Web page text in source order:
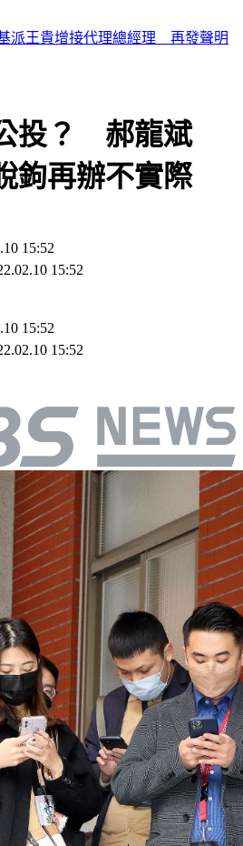
出事後工作歸零」：咎由自取
投？ 郝龍斌
鉤再辦不實際
15:52
15:52
15:52
15:52